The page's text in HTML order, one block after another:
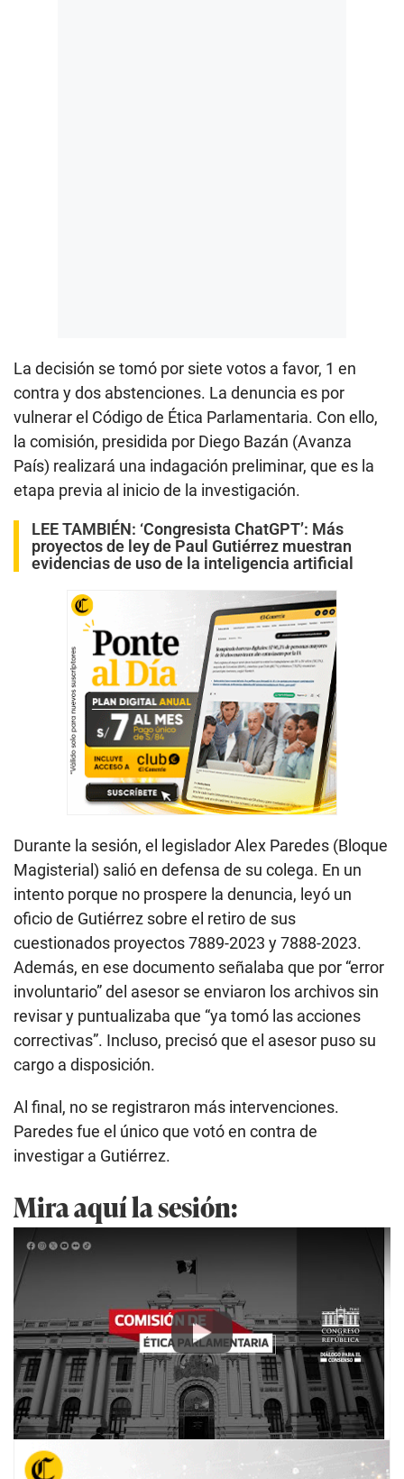
La decisión se tomó por siete votos a favor, 1 en
contra y dos abstenciones. La denuncia es por
vulnerar el Código de Ética Parlamentaria. Con ello,
la comisión, presidida por Diego Bazán (Avanza
País) realizará una indagación preliminar, que es la
etapa previa al inicio de la investigación.
LEE TAMBIÉN: ‘Congresista ChatGPT’: Más
proyectos de ley de Paul Gutiérrez muestran
evidencias de uso de la inteligencia artificial
Durante la sesión, el legislador Alex Paredes (Bloque
Magisterial) salió en defensa de su colega. En un
intento porque no prospere la denuncia, leyó un
oficio de Gutiérrez sobre el retiro de sus
cuestionados proyectos 7889-2023 y 7888-2023.
Además, en ese documento señalaba que por “error
involuntario” del asesor se enviaron los archivos sin
revisar y puntualizaba que “ya tomó las acciones
correctivas”. Incluso, precisó que el asesor puso su
cargo a disposición.
Al final, no se registraron más intervenciones.
Paredes fue el único que votó en contra de
investigar a Gutiérrez.
Mira aquí la sesión:
Play